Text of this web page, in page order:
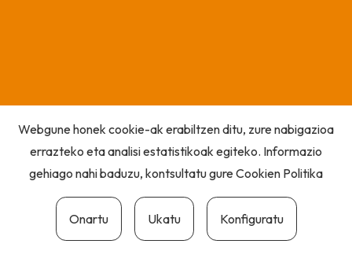
Webgune honek cookie-ak erabiltzen ditu, zure nabigazioa
errazteko eta analisi estatistikoak egiteko. Informazio
gehiago nahi baduzu, kontsultatu gureCookien Politika
Onartu Ukatu Konfiguratu